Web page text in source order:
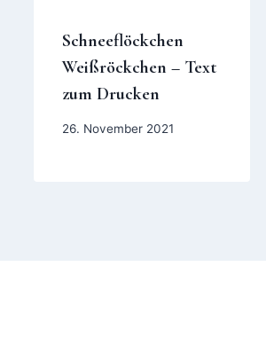
Schneeflöckchen
Weißröckchen – Text
zum Drucken
26. November 2021